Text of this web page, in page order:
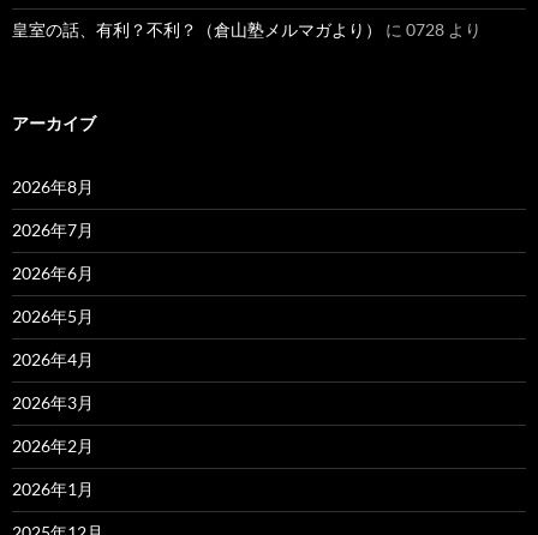
皇室の話、有利？不利？（倉山塾メルマガより） に 0728 より
アーカイブ
2026年8月
2026年7月
2026年6月
2026年5月
2026年4月
2026年3月
2026年2月
2026年1月